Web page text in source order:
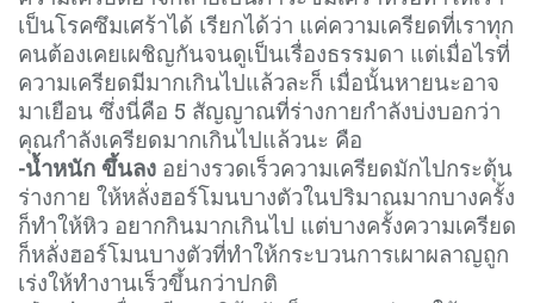
เป็นโรคซึมเศร้าได้ เรียกได้ว่า แค่ความเครียดที่เราทุก
คนต้องเคยเผชิญกันจนดูเป็นเรื่องธรรมดา แต่เมื่อไรที่
ความเครียดมีมากเกินไปแล้วละก็ เมื่อนั้นหายนะอาจ
มาเยือน ซึ่งนี่คือ 5 สัญญาณที่ร่างกายกำลังบ่งบอกว่า
คุณกำลังเครียดมากเกินไปแล้วนะ คือ
-น้ำหนัก ขึ้นลง อย่างรวดเร็วความเครียดมักไปกระตุ้น
ร่างกาย ให้หลั่งฮอร์โมนบางตัวในปริมาณมากบางครั้ง
ก็ทำให้หิว อยากกินมากเกินไป แต่บางครั้งความเครียด
ก็หลั่งฮอร์โมนบางตัวที่ทำให้กระบวนการเผาผลาญถูก
เร่งให้ทำงานเร็วขึ้นกว่าปกติ